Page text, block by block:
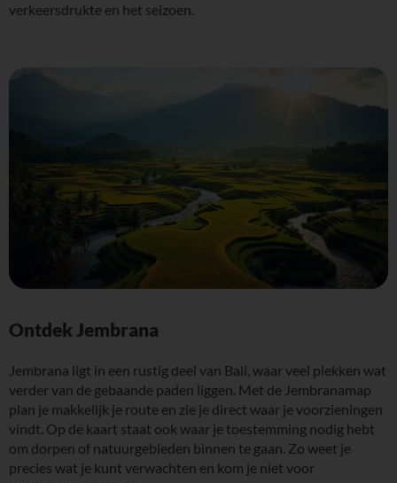
verkeersdrukte en het seizoen.
Ontdek Jembrana
Jembrana ligt in een rustig deel van Bali, waar veel plekken wat
verder van de gebaande paden liggen. Met de Jembranamap
plan je makkelijk je route en zie je direct waar je voorzieningen
vindt. Op de kaart staat ook waar je toestemming nodig hebt
om dorpen of natuurgebieden binnen te gaan. Zo weet je
precies wat je kunt verwachten en kom je niet voor